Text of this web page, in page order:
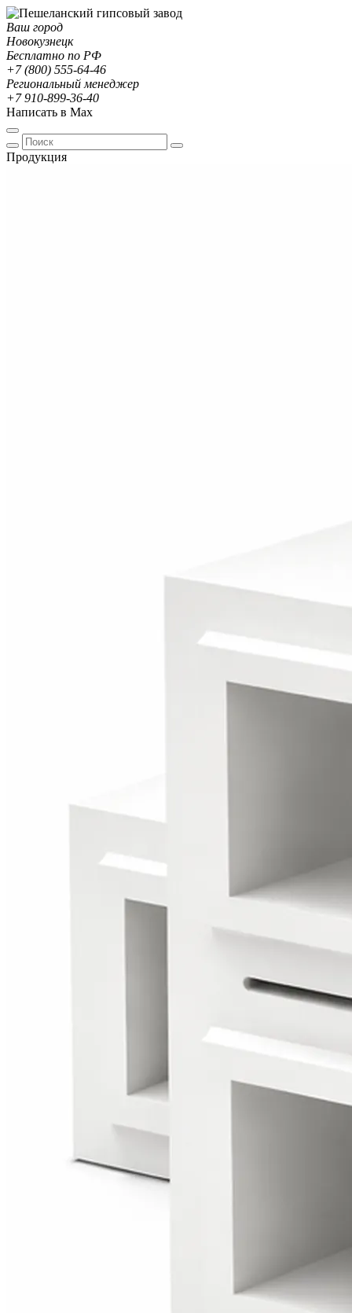
Ваш город
Новокузнецк
Бесплатно по РФ
+7 (800) 555-64-46
Региональный менеджер
+7 910-899-36-40
Написать в Max
Продукция